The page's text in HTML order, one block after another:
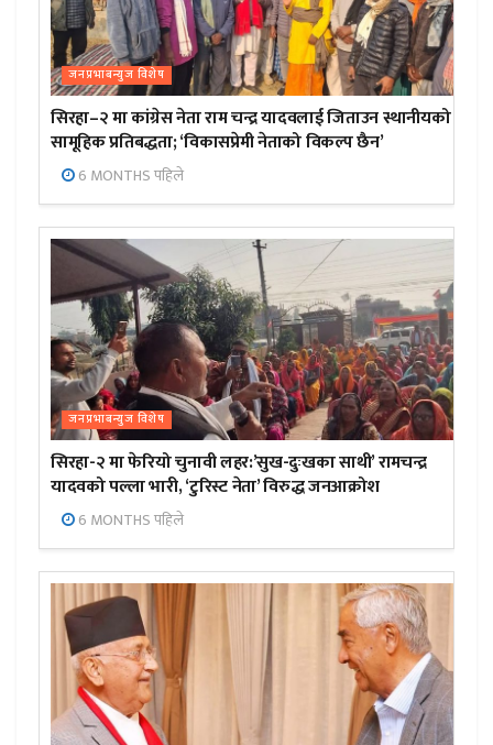
जनप्रभाबन्युज विशेष
सिरहा–२ मा कांग्रेस नेता राम चन्द्र यादवलाई जिताउन स्थानीयको
सामूहिक प्रतिबद्धता; ‘विकासप्रेमी नेताको विकल्प छैन’
6 MONTHS पहिले
जनप्रभाबन्युज विशेष
सिरहा-२ मा फेरियो चुनावी लहर:’सुख-दुःखका साथी’ रामचन्द्र
यादवको पल्ला भारी, ‘टुरिस्ट नेता’ विरुद्ध जनआक्रोश
6 MONTHS पहिले